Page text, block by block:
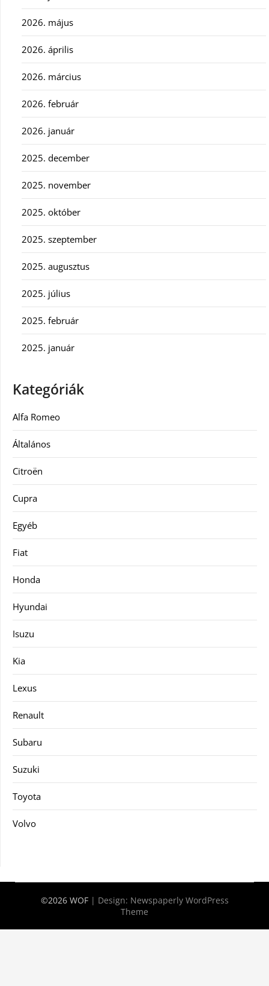
2026. május
2026. április
2026. március
2026. február
2026. január
2025. december
2025. november
2025. október
2025. szeptember
2025. augusztus
2025. július
2025. február
2025. január
Kategóriák
Alfa Romeo
Általános
Citroën
Cupra
Egyéb
Fiat
Honda
Hyundai
Isuzu
Kia
Lexus
Renault
Subaru
Suzuki
Toyota
Volvo
©2026 WOF | Design: Newspaperly WordPress
Theme